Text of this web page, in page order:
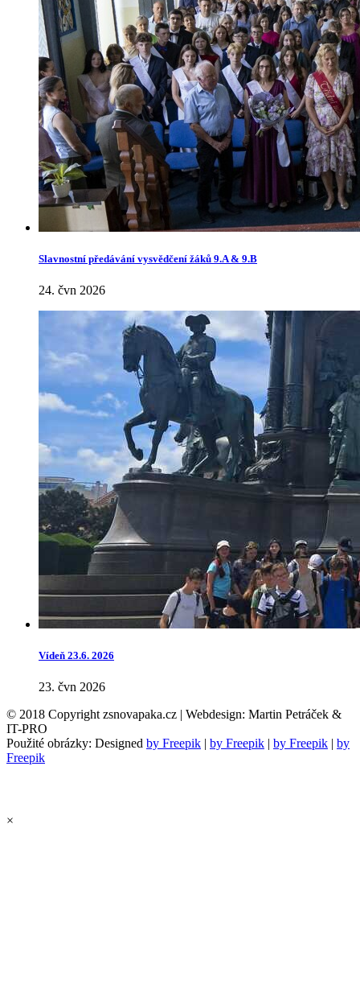
Slavnostní předávání vysvědčení žáků 9.A & 9.B
24. čvn 2026
Vídeň 23.6. 2026
23. čvn 2026
© 2018 Copyright zsnovapaka.cz | Webdesign: Martin Petráček &
IT-PRO
Použité obrázky: Designed by Freepik | by Freepik | by Freepik | by
Freepik
×